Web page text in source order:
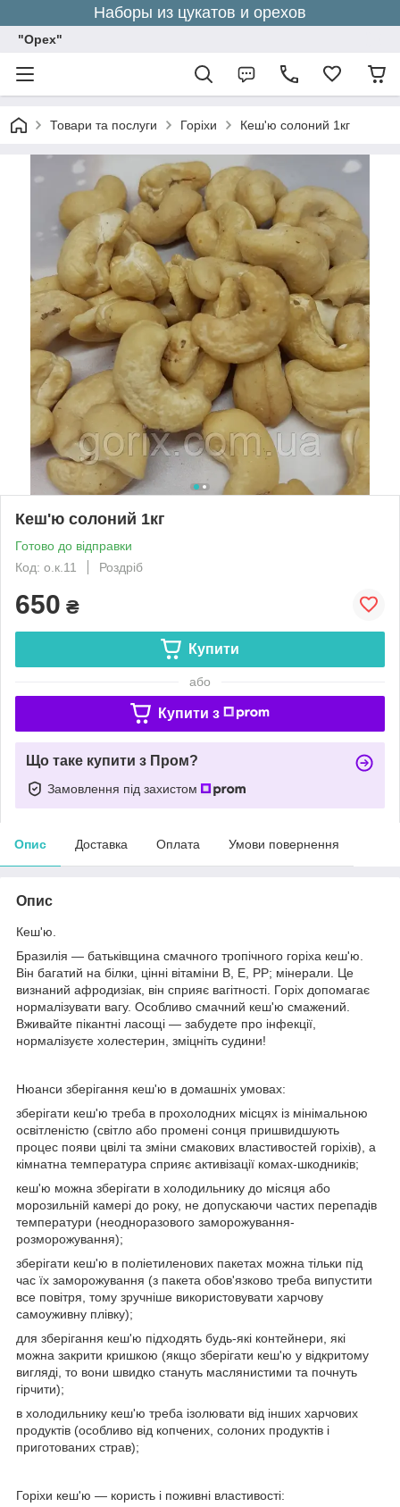
Наборы из цукатов и орехов
"Орех"
Товари та послуги Горіхи Кеш'ю солоний 1кг
Кеш'ю солоний 1кг
Готово до відправки
Код: о.к.11
Роздріб
650 ₴
Купити
або
Купити з
Що таке купити з Пром?
Замовлення під захистом
Опис Доставка Оплата Умови повернення
Опис
Кеш'ю.
Бразилія — батьківщина смачного тропічного горіха кеш'ю.
Він багатий на білки, цінні вітаміни В, Е, РР; мінерали. Це
визнаний афродизіак, він сприяє вагітності. Горіх допомагає
нормалізувати вагу. Особливо смачний кеш'ю смажений.
Вживайте пікантні ласощі — забудете про інфекції,
нормалізуєте холестерин, зміцніть судини!
Нюанси зберігання кеш'ю в домашніх умовах:
зберігати кеш'ю треба в прохолодних місцях із мінімальною
освітленістю (світло або промені сонця пришвидшують
процес появи цвілі та зміни смакових властивостей горіхів), а
кімнатна температура сприяє активізації комах-шкодників;
кеш'ю можна зберігати в холодильнику до місяця або
морозильній камері до року, не допускаючи частих перепадів
температури (неодноразового заморожування-
розморожування);
зберігати кеш'ю в поліетиленових пакетах можна тільки під
час їх заморожування (з пакета обов'язково треба випустити
все повітря, тому зручніше використовувати харчову
самоуживну плівку);
для зберігання кеш'ю підходять будь-які контейнери, які
можна закрити кришкою (якщо зберігати кеш'ю у відкритому
вигляді, то вони швидко стануть маслянистими та почнуть
гірчити);
в холодильнику кеш'ю треба ізолювати від інших харчових
продуктів (особливо від копчених, солоних продуктів і
приготованих страв);
Горіхи кеш'ю — користь і поживні властивості: